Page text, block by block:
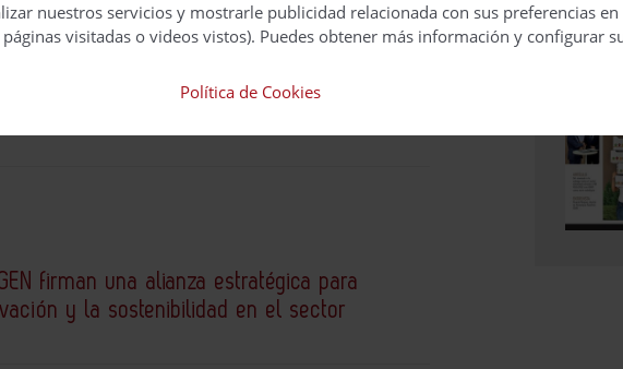
firman una alianza estratégica para
y la sostenibilidad en el sector
nuestros servicios y mostrarle publicidad relacionada con sus preferencias
visitadas o videos vistos). Puedes obtener más información y configurar
Política de Cookies